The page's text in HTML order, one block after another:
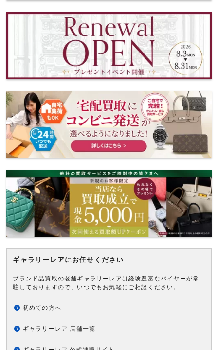
ギャラリーレアにお任せください
ブランド品買取の老舗ギャラリーレアは経験豊富なバイヤーが常
駐しておりますので、いつでもお気軽にご相談ください。
初めての方へ
ギャラリーレア 店舗一覧